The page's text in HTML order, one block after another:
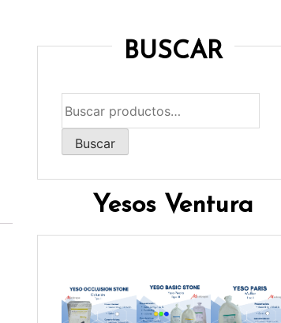
BUSCAR
por:
Buscar
Yesos Ventura